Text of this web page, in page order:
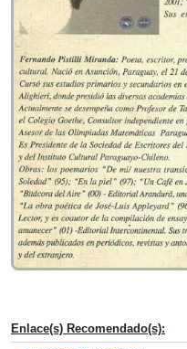
Enlace(s) Recomendado(s):